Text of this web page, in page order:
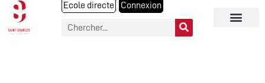
Ecole directe Connexion